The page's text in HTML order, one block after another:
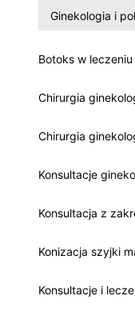
Ginekologia i
Botoks w
Chirurgia
Chirurgia
Konsultacje
Konsultacja z
Konizacja szyjki
Konsultacje i